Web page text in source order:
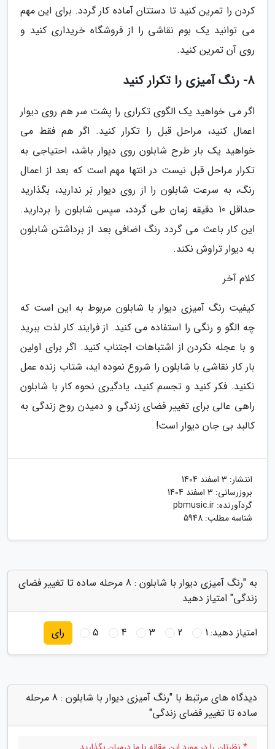
کردن را تمرین کنید تا دستتان آماده کار گردد. برای این مهم
می توانید یک بوم نقاشی را از فروشگاه خریداری کنید و
روی آن تمرین کنید.
8- رنگ آمیزی را تکرار کنید
اگر می خواهید یک الگوی تکراری را پشت سر هم روی دیوار
اعمال کنید، مراحل قبل را تکرار کنید. اگر هم فقط می
خواهید یک بار طرح شابلون روی دیوار باشد، احتیاجی به
تکرار مراحل قبل نیست در انتها مهم است که بعد از اعمال
رنگ، به سرعت شابلون را از روی دیوار بَر ندارید، بگذارید
حداقل 10 دقیقه زمان طی گردد، سپس شابلون را بردارید.
این کار باعث می گردد رنگ اضافی بعد از برداشتن شابلون
به دیوار تراوش نکند.
کلام آخر
کیفیت رنگ آمیزی دیوار با شابلون مربوط به این است که
چه الگو و رنگی را استفاده می کنید. از فرایند کار لذت ببرید
و با عجله نکردن از اشتباهات اجتناب کنید. اگر برای اولین
بار کار نقاشی با شابلون را شروع نموده اید، شتاب زنده عمل
نکنید. فکر کنید و تجسم کنید، یادگیری نحوه کار با شابلون
راهی عالی برای تغییر فضای زندگی و دمیدن روح زندگی به
کالبد بی جان دیوار است!
انتشار: 3 اسفند 1404
بروزرسانی: 3 اسفند 1404
گردآورنده: pbmusic.ir
شناسه مطلب: 5948
به "رنگ آمیزی دیوار با شابلون : 8 مرحله ساده تا تغییر فضای
زندگی" امتیاز دهید
امتیاز دهید:1
2
3
4
5 رای
دیدگاه های مرتبط با "رنگ آمیزی دیوار با شابلون : 8 مرحله
ساده تا تغییر فضای زندگی"